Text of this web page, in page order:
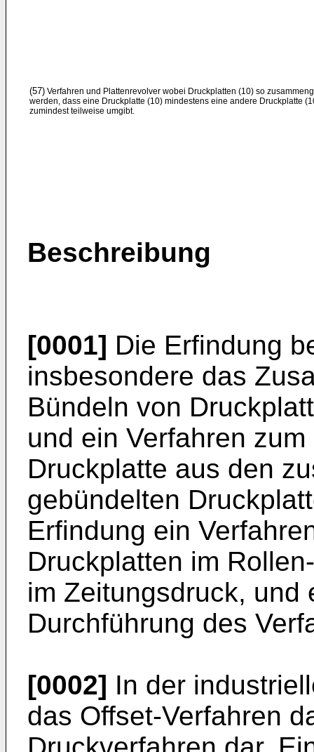
(57) Verfahren und Plattenrevolver wobei Druckplatten (10) so
werden, dass eine Druckplatte (10) mindestens eine andere Druckplatte
zumindest teilweise umgibt.
Beschreibung
[0001] Die Erfindung
insbesondere das
Bündeln von
und ein Verfahren
Druckplatte aus den
gebündelten
Erfindung ein
Druckplatten im
im Zeitungsdruck, und
Durchführung des
[0002] In der
das Offset-Verfahren